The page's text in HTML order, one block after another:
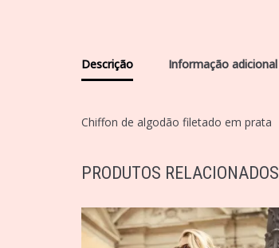
Descrição Informação adicional
Chiffon de algodão filetado em prata
PRODUTOS RELACIONADOS